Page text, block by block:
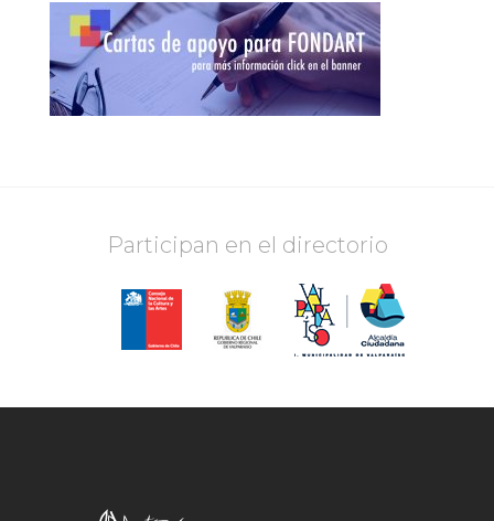
Participan en el directorio